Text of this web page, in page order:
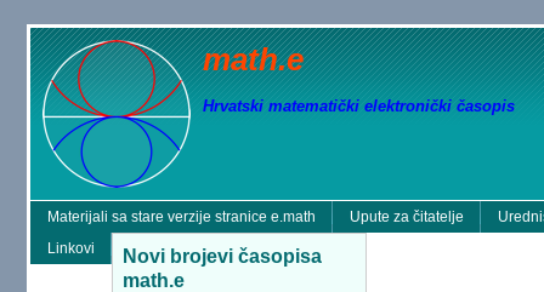
math.e
Hrvatski matematički elektronički časopis
Materijali sa stare verzije stranice e.math Upute za čitatelje
Linkovi
Novi brojevi časopisa
math.e